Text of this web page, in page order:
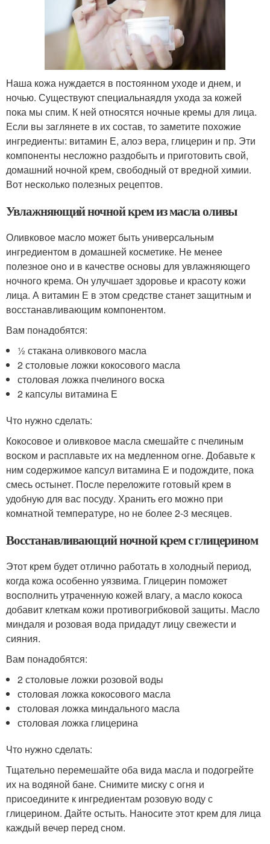
Наша кожа нуждается в постоянном уходе и днем, и
ночью. Существуют специальнаядля ухода за кожей
пока мы спим. К ней относятся ночные кремы для лица.
Если вы заглянете в их состав, то заметите похожие
ингредиенты: витамин Е, алоэ вера, глицерин и пр. Эти
компоненты несложно раздобыть и приготовить свой,
домашний ночной крем, свободный от вредной химии.
Вот несколько полезных рецептов.
Увлажняющий ночной крем из масла оливы
Оливковое масло может быть универсальным
ингредиентом в домашней косметике. Не менее
полезное оно и в качестве основы для увлажняющего
ночного крема. Он улучшает здоровье и красоту кожи
лица. А витамин Е в этом средстве станет защитным и
восстанавливающим компонентом.
Вам понадобятся:
½ стакана оливкового масла
2 столовые ложки кокосового масла
столовая ложка пчелиного воска
2 капсулы витамина Е
Что нужно сделать:
Кокосовое и оливковое масла смешайте с пчелиным
воском и расплавьте их на медленном огне. Добавьте к
ним содержимое капсул витамина Е и подождите, пока
смесь остынет. После переложите готовый крем в
удобную для вас посуду. Хранить его можно при
комнатной температуре, но не более 2-3 месяцев.
Восстанавливающий ночной крем с глицерином
Этот крем будет отлично работать в холодный период,
когда кожа особенно уязвима. Глицерин поможет
восполнить утраченную кожей влагу, а масло кокоса
добавит клеткам кожи противогрибковой защиты. Масло
миндаля и розовая вода придадут лицу свежести и
сияния.
Вам понадобятся:
2 столовые ложки розовой воды
столовая ложка кокосового масла
столовая ложка миндального масла
столовая ложка глицерина
Что нужно сделать:
Тщательно перемешайте оба вида масла и подогрейте
их на водяной бане. Снимите миску с огня и
присоедините к ингредиентам розовую воду с
глицерином. Дайте остыть. Наносите этот крем для лица
каждый вечер перед сном.